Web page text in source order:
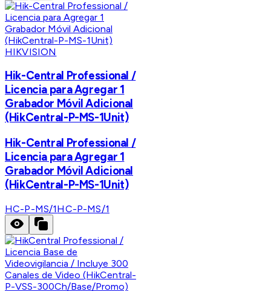
HIKVISION
Hik-Central Professional /
Licencia para Agregar 1
Grabador Móvil Adicional
(HikCentral-P-MS-1Unit)
Hik-Central Professional /
Licencia para Agregar 1
Grabador Móvil Adicional
(HikCentral-P-MS-1Unit)
HC-P-MS/1HC-P-MS/1